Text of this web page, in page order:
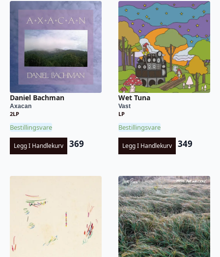
Daniel Bachman
Axacan
2LP
Bestillingsvare
Legg I Handlekurv 369
Wet Tuna
Vast
LP
Bestillingsvare
Legg I Handlekurv 349